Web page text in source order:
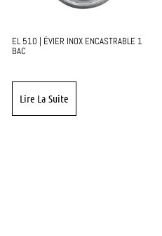
EL 510 | ÉVIER INOX ENCASTRABLE 1
BAC
Lire La Suite